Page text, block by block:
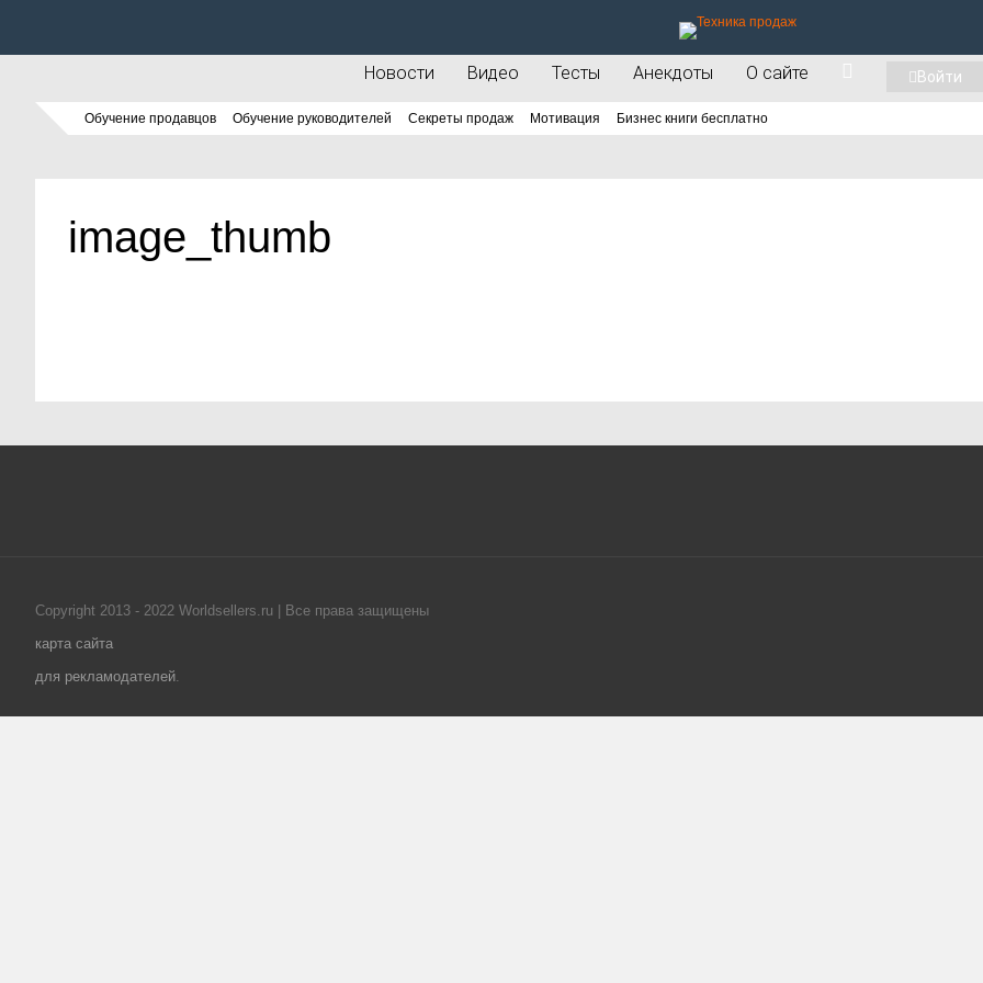
Новости Видео Тесты Анекдоты О сайте Войти
Обучение продавцов Обучение руководителей Секреты продаж Мотивация Бизнес книги бесплатно
image_thumb
Copyright 2013 - 2022 Worldsellers.ru | Все права защищены
карта сайта
для рекламодателей